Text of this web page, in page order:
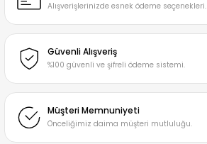
Alışverişlerinizde esnek ödeme seçenekleri.
Güvenli Alışveriş
%100 güvenli ve şifreli ödeme sistemi.
Müşteri Memnuniyeti
Önceliğimiz daima müşteri mutluluğu.